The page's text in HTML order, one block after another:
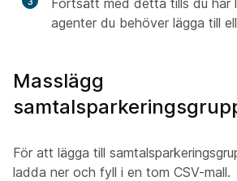
Fortsätt med detta tills du har
agenter du behöver lägga till
Masslägg
För att lägga till
ladda ner och fyll i en tom CSV-mall.